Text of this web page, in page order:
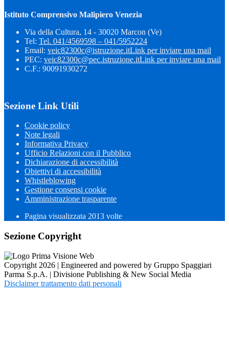
Istituto Comprensivo Malipiero Venezia
Via della Cultura, 14 - 30020 Marcon (Ve)
Tel: Tel. 041/4569598 – 041/5952224
Email: veic82300c@istruzione.itLink per inviare una mail
PEC: veic82300c@pec.istruzione.itLink per inviare una mail
C.F.: 90091930272
Sezione Link Utili
Cookie policy
Note legali
Informativa Privacy
Ufficio Relazioni con il Pubblico
Dichiarazione di accessibilità
Obiettivi di accessibilità
Whistleblowing
Gestione consensi cookie
Amministrazione trasparente
Pagina visualizzata 2013 volte
Sezione Copyright
Copyright 2026 | Engineered and powered by Gruppo Spaggiari
Parma S.p.A. | Divisione Publishing & New Social Media
Disclaimer trattamento dati personali